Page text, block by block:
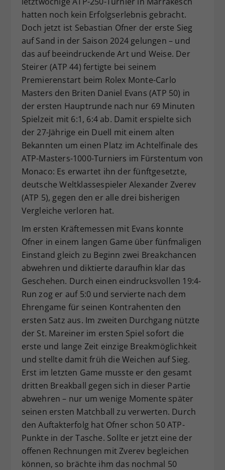
hatten noch kein Erfolgserlebnis gebracht.
Doch jetzt ist Sebastian Ofner der erste Sieg
auf Sand in der Saison 2024 gelungen – und
das auf beeindruckende Art und Weise. Der
Steirer (ATP 44) fertigte bei seinem
Premierenstart beim Rolex Monte-Carlo
Masters den Briten Daniel Evans (ATP 50) in
der ersten Hauptrunde nach nur 69 Minuten
Spielzeit mit 6:1, 6:4 ab. Damit erspielte sich
der 27-Jährige ein Duell mit einem alten
Bekannten um einen Platz im Achtelfinale des
ATP-Masters-1000-Turniers im Fürstentum von
Monaco: Es erwartet ihn der fünftgesetzte,
deutsche Weltklassespieler Alexander Zverev
(ATP 5), gegen den er alle drei bisherigen
Vergleiche verloren hat.
Im ersten Kräftemessen mit Evans konnte
Ofner in einem langen Game über fünfmaligen
Einstand gleich zu Beginn zwei Breakchancen
abwehren und diktierte daraufhin klar das
Geschehen. Durch einen eindrucksvollen 19:4-
Run zog er auf 5:0 und servierte nach dem
Ehrengame für seinen Kontrahenten den
ersten Satz aus. Im zweiten Durchgang nützte
der St. Mareiner im ersten Spiel sofort die
erste und lange Zeit einzige Breakmöglichkeit
und stellte damit früh die Weichen auf Sieg.
Erst im letzten Game musste er den gesamt
dritten Breakball gegen sich in dieser Partie
abwehren – nur um wenige Momente später
seinen ersten Matchball zu verwerten. Durch
den Auftakterfolg hat Ofner schon 50 ATP-
Punkte in der Tasche. Sollte er jetzt eine der
offenen Rechnungen mit Zverev begleichen
können, so brächte ihm das nochmal 50
Zweck
Dieser Wert speichert Ihre Consent-
Einstellungen. Unter anderem eine
historische Speicherung Ihrer
vorgenommen Einstellungen, falls der
Webseiten-Betreiber dies eingestellt
hat.